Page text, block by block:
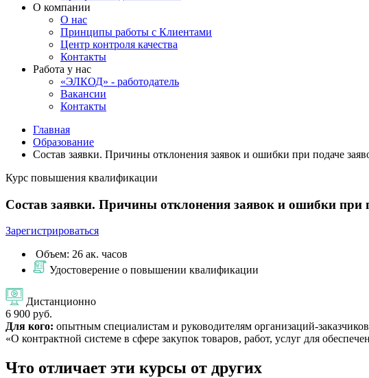
О компании
О нас
Принципы работы с Клиентами
Центр контроля качества
Контакты
Работа у нас
«ЭЛКОД» - работодатель
Вакансии
Контакты
Главная
Образование
Состав заявки. Причины отклонения заявок и ошибки при подаче
Курс повышения квалификации
Состав заявки. Причины отклонения заявок и ошибки
Зарегистрироваться
Объем: 26 ак. часов
Удостоверение о повышении квалификации
Дистанционно
6 900 руб.
Для кого: опытным специалистам и руководителям организаций-
«О контрактной системе в сфере закупок товаров, работ, услуг для
Что отличает эти курсы от других